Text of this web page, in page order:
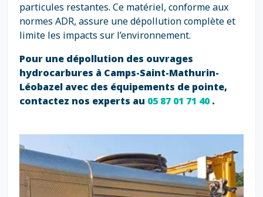
particules restantes. Ce matériel, conforme aux
normes ADR, assure une dépollution complète et
limite les impacts sur l’environnement.
Pour une dépollution des ouvrages
hydrocarbures à Camps-Saint-Mathurin-
Léobazel avec des équipements de pointe,
contactez nos experts au 05 87 01 71 40.